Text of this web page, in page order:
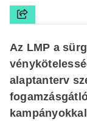
Az LMP a
alaptanterv